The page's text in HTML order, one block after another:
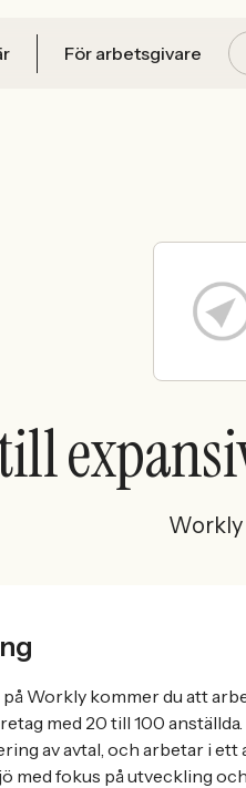
För arbetsgivare
Workly
Workly kommer du att
med 20 till 100
av avtal, och arbetar i
med fokus på utveckling